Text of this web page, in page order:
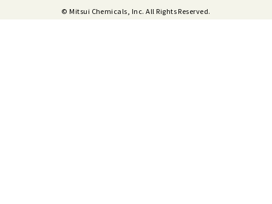
© Mitsui Chemicals, Inc. All Rights Reserved.